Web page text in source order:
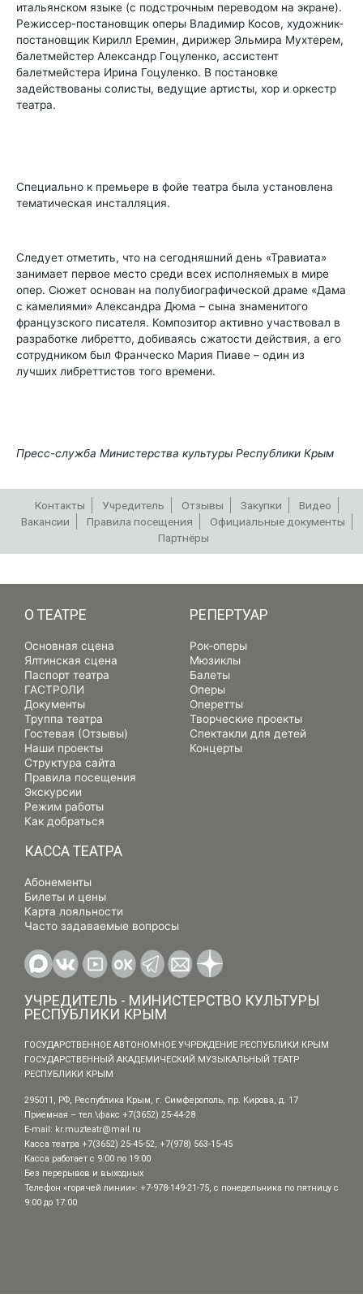
итальянском языке (с подстрочным переводом на экране).
Режиссер-постановщик оперы Владимир Косов, художник-
постановщик Кирилл Еремин, дирижер Эльмира Мухтерем,
балетмейстер Александр Гоцуленко, ассистент
балетмейстера Ирина Гоцуленко. В постановке
задействованы солисты, ведущие артисты, хор и оркестр
театра.
Специально к премьере в фойе театра была установлена
тематическая инсталляция.
Следует отметить, что на сегодняшний день «Травиата»
занимает первое место среди всех исполняемых в мире
опер. Сюжет основан на полубиографической драме «Дама
с камелиями» Александра Дюма – сына знаменитого
французского писателя. Композитор активно участвовал в
разработке либретто, добиваясь сжатости действия, а его
сотрудником был Франческо Мария Пиаве – один из
лучших либреттистов того времени.
Пресс-служба Министерства культуры Республики Крым
Контакты Учредитель Отзывы Закупки
Видео
Вакансии
Правила посещения
Официальные документы
Партнёры
О ТЕАТРЕ
Основная сцена
Ялтинская сцена
Паспорт театра
ГАСТРОЛИ
Документы
Труппа театра
Гостевая (Отзывы)
Наши проекты
Структура сайта
Правила посещения
Экскурсии
Режим работы
Как добраться
РЕПЕРТУАР
Рок-оперы
Мюзиклы
Балеты
Оперы
Оперетты
Творческие проекты
Спектакли для детей
Концерты
КАССА ТЕАТРА
Абонементы
Билеты и цены
Карта лояльности
Часто задаваемые вопросы
УЧРЕДИТЕЛЬ - МИНИСТЕРСТВО КУЛЬТУРЫ
РЕСПУБЛИКИ КРЫМ
ГОСУДАРСТВЕННОЕ АВТОНОМНОЕ УЧРЕЖДЕНИЕ РЕСПУБЛИКИ КРЫМ
ГОСУДАРСТВЕННЫЙ АКАДЕМИЧЕСКИЙ МУЗЫКАЛЬНЫЙ ТЕАТР
РЕСПУБЛИКИ КРЫМ
295011, РФ, Республика Крым, г. Симферополь, пр. Кирова, д. 17
Приемная – тел.\факс +7(3652) 25-44-28
E-mail: kr.muzteatr@mail.ru
Касса театра +7(3652) 25-45-52, +7(978) 563-15-45
Касса работает с 9:00 по 19:00
Без перерывов и выходных
Телефон «горячей линии»: +7-978-149-21-75, с понедельника по пятницу с
9:00 до 17:00